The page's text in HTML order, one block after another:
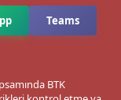
Teams
BTK